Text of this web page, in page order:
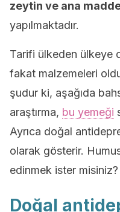
zeytin ve ana
yapılmaktadır.
Tarifi ülkeden ülkeye
fakat malzemeleri
şudur ki, aşağıda
araştırma, bu yemeği
Ayrıca doğal
olarak gösterir.
edinmek ister misiniz?
Doğal